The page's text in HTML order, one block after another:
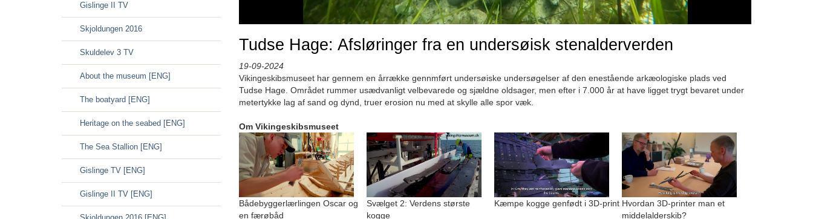
Gislinge II TV
Skjoldungen 2016
Skuldelev 3 TV
About the museum [ENG]
The boatyard [ENG]
Heritage on the seabed [ENG]
The Sea Stallion [ENG]
Gislinge TV [ENG]
Gislinge II TV [ENG]
Tudse Hage: Afsløringer fra en undersøisk stenalderverden
19-09-2024
Vikingeskibsmuseet har gennem en årrække gennmført undersøiske undersøgelser af den enestående arkæologiske plads ved
Tudse Hage. Området rummer usædvanligt velbevarede og sjældne oldsager, men efter i 7.000 år at have ligget trygt bevaret under
metertykke lag af sand og dynd, truer erosion nu med at skylle alle spor væk.
Om Vikingeskibsmuseet
Bådebyggerlærlingen Oscar og
en færøbåd
Svælget 2: Verdens største
kogge
Kæmpe kogge genfødt i 3D-print Hvordan 3D-printer man et
middelalderskib?